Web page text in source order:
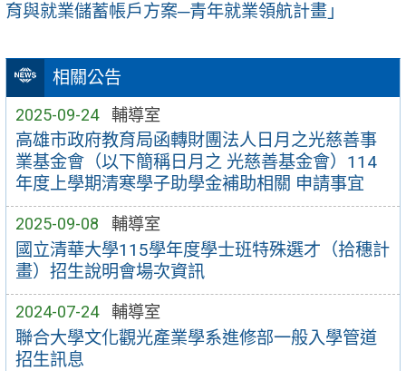
相關公告
2025-09-24 輔導室
高雄市政府教育局函轉財團法人日月之光慈善事
業基金會（以下簡稱日月之 光慈善基金會）114
年度上學期清寒學子助學金補助相關 申請事宜
2025-09-08 輔導室
國立清華大學115學年度學士班特殊選才（拾穗計
畫）招生說明會場次資訊
2024-07-24 輔導室
聯合大學文化觀光產業學系進修部一般入學管道
招生訊息
育與就業儲蓄帳戶方案─青年就業領航計畫」